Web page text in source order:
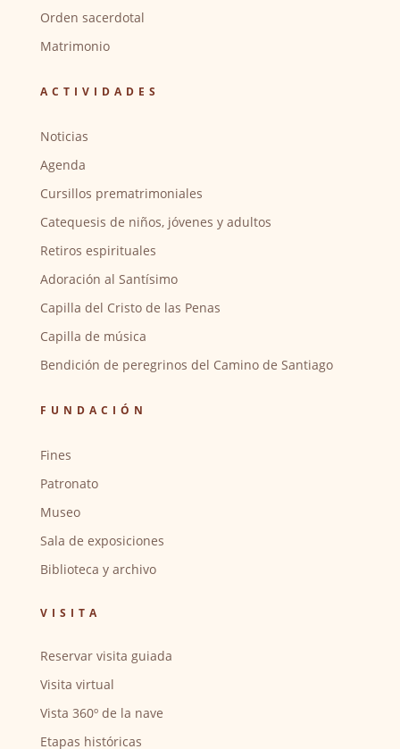
Orden sacerdotal
Matrimonio
ACTIVIDADES
Noticias
Agenda
Cursillos prematrimoniales
Catequesis de niños, jóvenes y adultos
Retiros espirituales
Adoración al Santísimo
Capilla del Cristo de las Penas
Capilla de música
Bendición de peregrinos del Camino de Santiago
FUNDACIÓN
Fines
Patronato
Museo
Sala de exposiciones
Biblioteca y archivo
VISITA
Reservar visita guiada
Visita virtual
Vista 360º de la nave
Etapas históricas